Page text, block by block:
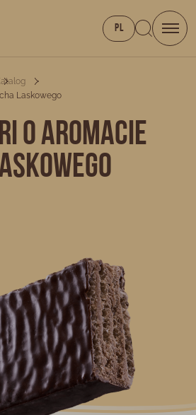
PL
Laskowego
o aromacie